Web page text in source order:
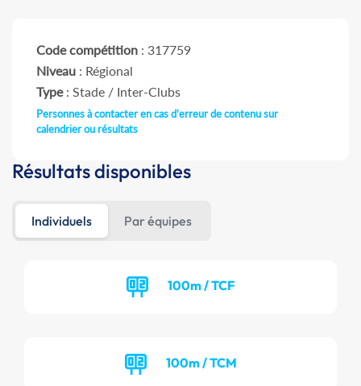
Code compétition : 317759
Niveau : Régional
Type: Stade / Inter-Clubs
Personnes à contacter en cas d'erreur de contenu sur
calendrier ou résultats
Résultats disponibles
Individuels Par équipes
100m / TCF
100m / TCM